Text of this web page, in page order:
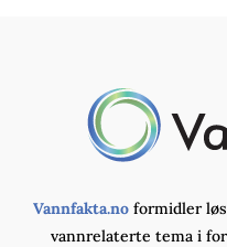
Vannfakta.noformidler
vannrelaterte tema i